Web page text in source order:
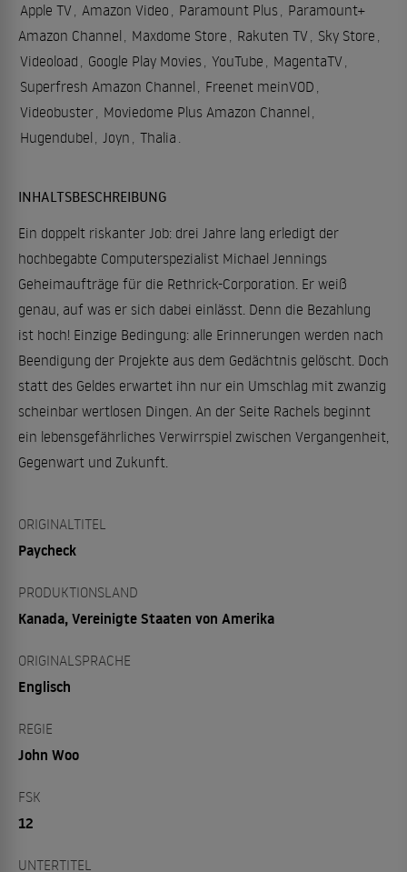
Apple TV, Amazon Video , Paramount Plus, Paramount+
Amazon Channel , Maxdome Store , Rakuten TV, Sky Store ,
Videoload , Google Play Movies, YouTube , MagentaTV,
Superfresh Amazon Channel , Freenet meinVOD ,
Videobuster, Moviedome Plus Amazon Channel ,
Hugendubel , Joyn , Thalia .
INHALTSBESCHREIBUNG
Ein doppelt riskanter Job: drei Jahre lang erledigt der
hochbegabte Computerspezialist Michael Jennings
Geheimaufträge für die Rethrick-Corporation. Er weiß
genau, auf was er sich dabei einlässt. Denn die Bezahlung
ist hoch! Einzige Bedingung: alle Erinnerungen werden nach
Beendigung der Projekte aus dem Gedächtnis gelöscht. Doch
statt des Geldes erwartet ihn nur ein Umschlag mit zwanzig
scheinbar wertlosen Dingen. An der Seite Rachels beginnt
ein lebensgefährliches Verwirrspiel zwischen Vergangenheit,
Gegenwart und Zukunft.
ORIGINALTITEL
Paycheck
PRODUKTIONSLAND
Kanada, Vereinigte Staaten von Amerika
ORIGINALSPRACHE
Englisch
REGIE
John Woo
FSK
12
UNTERTITEL